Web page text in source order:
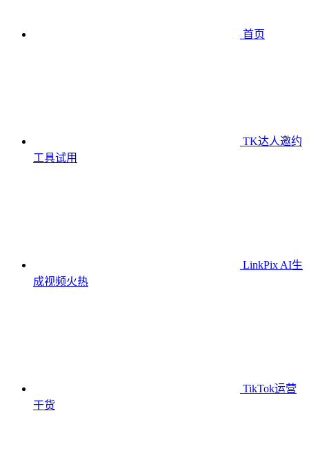
首页
TK达人邀约
工具试用
LinkPix AI生
成视频火热
TikTok运营
干货